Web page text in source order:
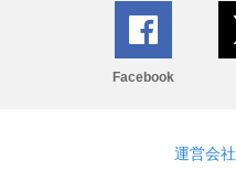
Facebook
運営会社